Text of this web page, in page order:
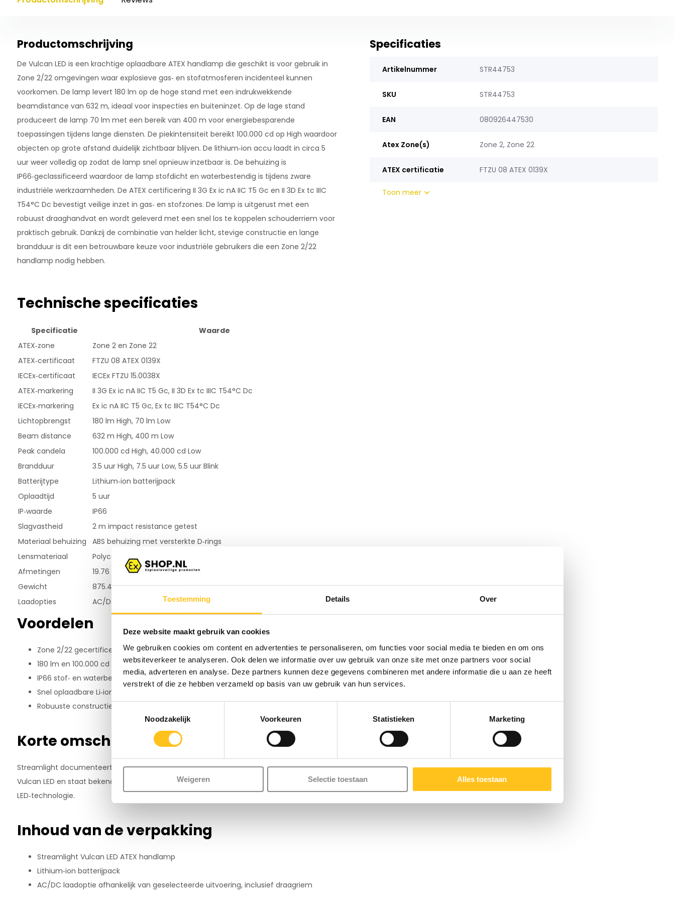
Toestemming Details Over
Deze website maakt gebruik van cookies
We gebruiken cookies om content en advertenties te personaliseren, om functies voor social media te bieden en om ons
websiteverkeer te analyseren. Ook delen we informatie over uw gebruik van onze site met onze partners voor social
media, adverteren en analyse. Deze partners kunnen deze gegevens combineren met andere informatie die u aan ze heeft
verstrekt of die ze hebben verzameld op basis van uw gebruik van hun services.
Toestemmingsselectie
Noodzakelijk
Voorkeuren Statistieken Marketing
Weigeren Selectie toestaan Alles toestaan
Productomschrijving
De Vulcan LED is een krachtige oplaadbare ATEX handlamp die geschikt is voor gebruik in
Zone 2/22 omgevingen waar explosieve gas‑ en stofatmosferen incidenteel kunnen
voorkomen. De lamp levert 180 lm op de hoge stand met een indrukwekkende
beamdistance van 632 m, ideaal voor inspecties en buiteninzet. Op de lage stand
produceert de lamp 70 lm met een bereik van 400 m voor energiebesparende
toepassingen tijdens lange diensten. De piekintensiteit bereikt 100.000 cd op High waardoor
objecten op grote afstand duidelijk zichtbaar blijven. De lithium‑ion accu laadt in circa 5
uur weer volledig op zodat de lamp snel opnieuw inzetbaar is. De behuizing is
IP66‑geclassificeerd waardoor de lamp stofdicht en waterbestendig is tijdens zware
industriële werkzaamheden. De ATEX certificering II 3G Ex ic nA IIC T5 Gc en II 3D Ex tc IIIC
T54°C Dc bevestigt veilige inzet in gas‑ en stofzones. De lamp is uitgerust met een
robuust draaghandvat en wordt geleverd met een snel los te koppelen schouderriem voor
praktisch gebruik. Dankzij de combinatie van helder licht, stevige constructie en lange
brandduur is dit een betrouwbare keuze voor industriële gebruikers die een Zone 2/22
handlamp nodig hebben.
Technische specificaties
Specificatie
Waarde
ATEX‑zone
Zone 2 en Zone 22
ATEX‑certificaat
FTZU 08 ATEX 0139X
IECEx‑certificaat
IECEx FTZU 15.0038X
ATEX‑markering
II 3G Ex ic nA IIC T5 Gc, II 3D Ex tc IIIC T54°C Dc
IECEx‑markering
Ex ic nA IIC T5 Gc, Ex tc IIIC T54°C Dc
Lichtopbrengst
180 lm High, 70 lm Low
Beam distance
632 m High, 400 m Low
Peak candela
100.000 cd High, 40.000 cd Low
Brandduur
3.5 uur High, 7.5 uur Low, 5.5 uur Blink
Batterijtype
Lithium‑ion batterijpack
Oplaadtijd
5 uur
IP‑waarde
IP66
Slagvastheid
2 m impact resistance getest
Materiaal behuizing
ABS behuizing met versterkte D‑rings
Lensmateriaal
Polycarbonaat
Afmetingen
19.76 cm lengte
Gewicht
875.4 g
Laadopties
AC/DC laadstations, voertuigmontage, draagriem inbegrepen
Voordelen
Zone 2/22 gecertificeerde constructie voor explosieve gas‑ en stofomgevingen.
180 lm en 100.000 cd zorgen voor extreem krachtige afstandsverlichting.
IP66 stof‑ en waterbescherming voor intensieve industriële inzet.
Snel oplaadbare Li‑ion voeding in slechts 5 uur.
Robuuste constructie met sterke D‑rings en schouderband voor draaggemak.
Korte omschrijving fabrikant
Streamlight documenteert alle certificeringen, lichtprestaties en accessoires van de
Vulcan LED en staat bekend om gebruik van hoogwaardige materialen en krachtige
LED‑technologie.
Inhoud van de verpakking
Streamlight Vulcan LED ATEX handlamp
Lithium‑ion batterijpack
AC/DC laadoptie afhankelijk van geselecteerde uitvoering, inclusief draagriem
Specificaties
Artikelnummer STR44753
SKU STR44753
EAN 080926447530
Atex Zone(s) Zone 2, Zone 22
ATEX certificatie FTZU 08 ATEX 0139X
Toon meer